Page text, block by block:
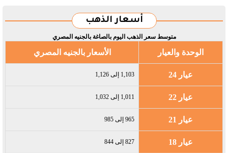
أسعار الذهب
متوسط سعر الذهب اليوم بالصاغة بالجنيه المصري
الوحدة والعيار الأسعار بالجنيه المصري
عيار 24 1,103 إلى 1,126
عيار 22 1,011 إلى 1,032
عيار 21 965 إلى 985
عيار 18 827 إلى 844